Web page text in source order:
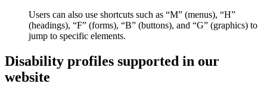
Users can also use shortcuts such as “M” (menus), “H”
(headings), “F” (forms), “B” (buttons), and “G” (graphics) to
jump to specific elements.
Disability profiles supported in our
website